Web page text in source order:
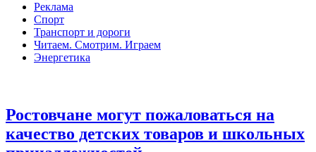
Реклама
Спорт
Транспорт и дороги
Читаем. Смотрим. Играем
Энергетика
Ростовчане могут пожаловаться на
качество детских товаров и школьных